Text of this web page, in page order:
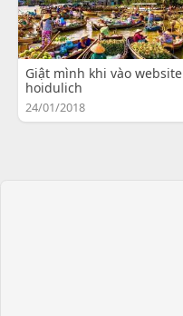
Giật mình khi vào website
hoidulich
24/01/2018